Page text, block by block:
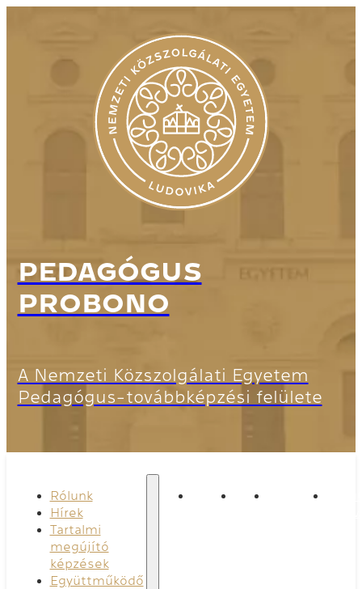
PEDAGÓGUS
PROBONO
A Nemzeti Közszolgálati Egyetem
Pedagógus-továbbképzési felülete
Rólunk
Hírek
Tartalmi
megújító
képzések
Együttműködő
Rólunk Hírek
Tartalmi